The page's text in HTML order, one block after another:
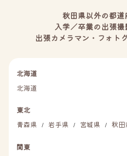
秋田県以外の都道
入学／卒業の出張撮
出張カメラマン・フォト
北海道
北海道
東北
青森県
/ 岩手県 / 宮城県 / 秋田
関東